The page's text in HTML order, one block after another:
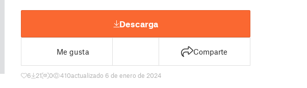
Descarga
Me gusta Comparte
6 21 0 410actualizado 6 de enero de 2024